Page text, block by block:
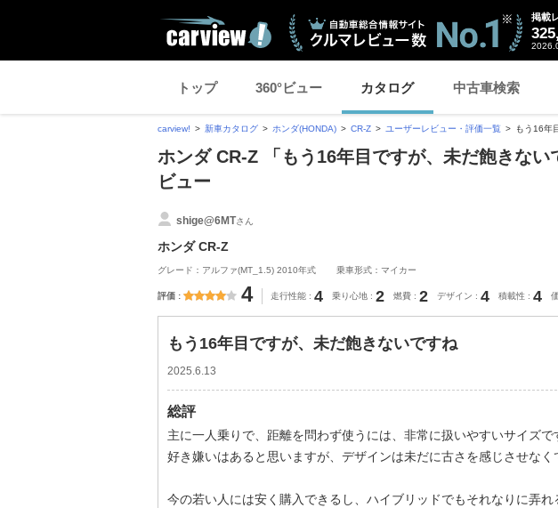
掲載
トップ 360°ビュー カタログ 中古車検索
carview! 新車カタログ ホンダ(HONDA) CR-Z ユーザーレビュー・評価一覧 もう16年
ホンダ CR-Z 「もう16年目ですが、未だ飽きない
ビュー
shige@6MTさん
ホンダ CR-Z
グレード：アルファ(MT_1.5) 2010年式 乗車形式：マイカー
評価 4 走行性能 4 乗り心地 2 燃費 2 デザイン 4 積載性 4
もう16年目ですが、未だ飽きないですね
2025.6.13
総評
主に一人乗りで、距離を問わず使うには、非常に扱いやすいサイズで
好き嫌いはあると思いますが、デザインは未だに古さを感じさせなく
今の若い人には安く購入できるし、ハイブリッドでもそれなりに弄